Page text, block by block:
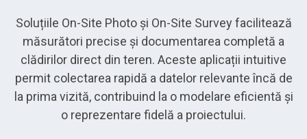
Soluțiile On-Site Photo și On-Site Survey facilitează
măsurători precise și documentarea completă a
clădirilor direct din teren. Aceste aplicații intuitive
permit colectarea rapidă a datelor relevante încă de
la prima vizită, contribuind la o modelare eficientă și
o reprezentare fidelă a proiectului.